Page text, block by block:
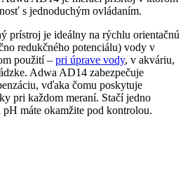
s jednoduchým ovládaním.
prístroj je ideálny na rýchlu orientačnú
redukčného potenciálu) vody v
použití – pri úprave vody, v akváriu,
Adwa AD14 zabezpečuje
vďaka čomu poskytuje
pri každom meraní. Stačí jedno
pH máte okamžite pod kontrolou.